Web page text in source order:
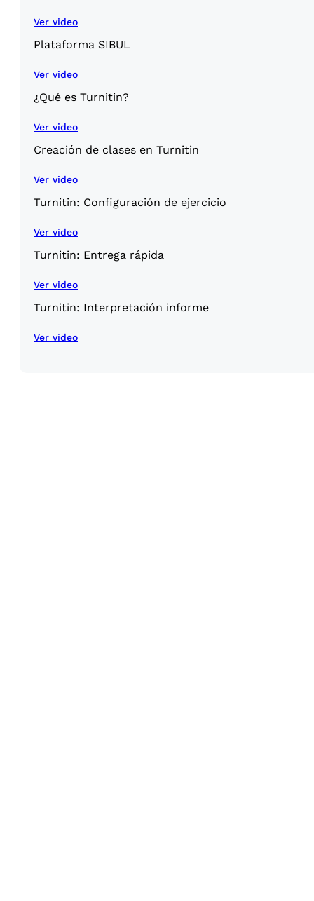
Ver video
Plataforma SIBUL
Ver video
¿Qué es Turnitin?
Ver video
Creación de clases en Turnitin
Ver video
Turnitin: Configuración de ejercicio
Ver video
Turnitin: Entrega rápida
Ver video
Turnitin: Interpretación informe
Ver video